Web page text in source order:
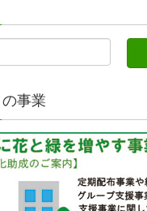
事業